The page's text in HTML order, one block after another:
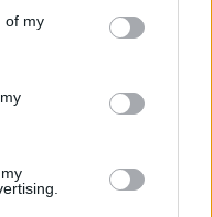
of my
odpowiedź